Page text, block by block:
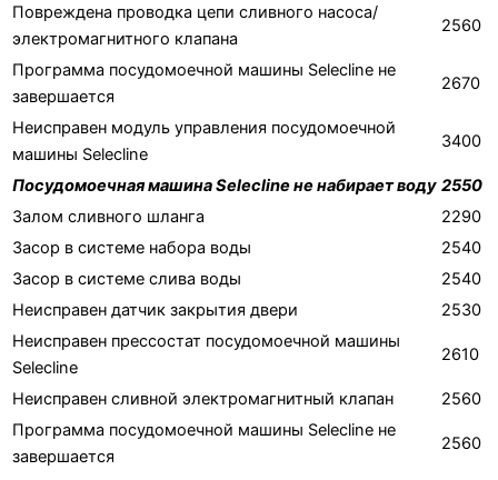
Повреждена проводка цепи сливного насоса/
электромагнитного клапана
2560
Программа посудомоечной машины Selecline не
завершается
2670
Неисправен модуль управления посудомоечной
машины Selecline
3400
Посудомоечная машина Selecline не набирает воду 2550
Залом сливного шланга
2290
Засор в системе набора воды
2540
Засор в системе слива воды
2540
Неисправен датчик закрытия двери
2530
Неисправен прессостат посудомоечной машины
Selecline
2610
Неисправен сливной электромагнитный клапан
2560
Программа посудомоечной машины Selecline не
завершается
2560